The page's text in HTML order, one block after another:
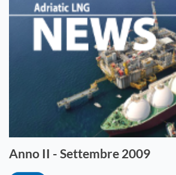
Anno II - Settembre 2009